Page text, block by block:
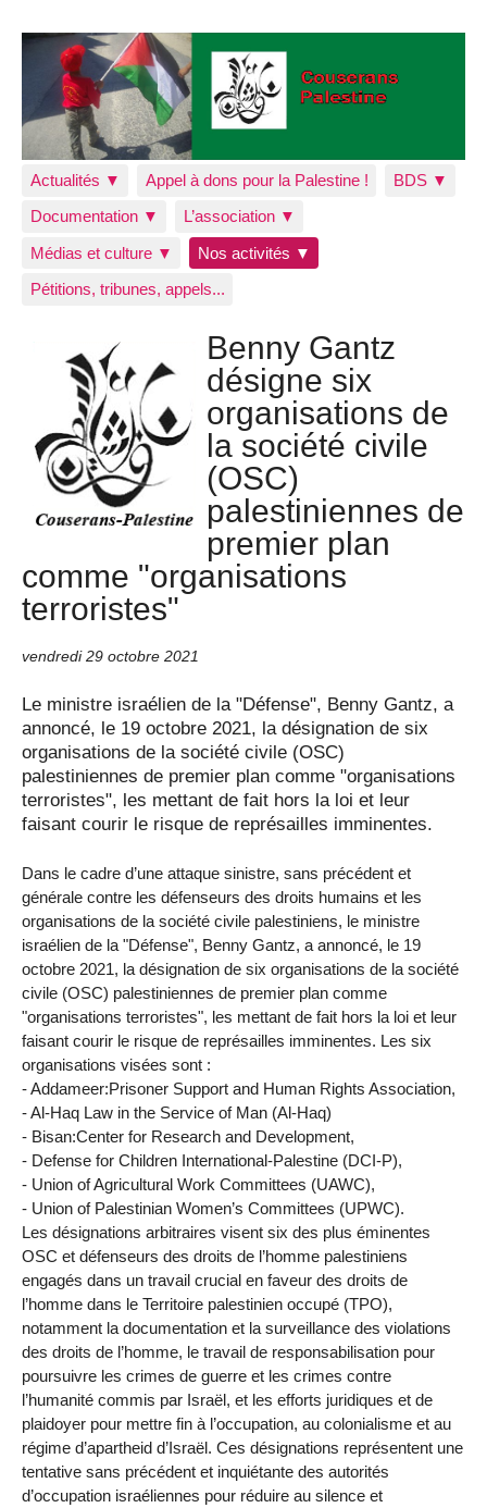
Actualités ▼ Appel à dons pour la Palestine !
BDS ▼
Documentation ▼
L’association ▼
Médias et culture ▼
Nos activités ▼
Pétitions, tribunes, appels...
Benny Gantz
désigne six
organisations de
la société civile
(OSC)
palestiniennes de
premier plan
comme "organisations
terroristes"
vendredi 29 octobre 2021
Le ministre israélien de la "Défense", Benny Gantz, a
annoncé, le 19 octobre 2021, la désignation de six
organisations de la société civile (OSC)
palestiniennes de premier plan comme "organisations
terroristes", les mettant de fait hors la loi et leur
faisant courir le risque de représailles imminentes.
Dans le cadre d’une attaque sinistre, sans précédent et
générale contre les défenseurs des droits humains et les
organisations de la société civile palestiniens, le ministre
israélien de la "Défense", Benny Gantz, a annoncé, le 19
octobre 2021, la désignation de six organisations de la société
civile (OSC) palestiniennes de premier plan comme
"organisations terroristes", les mettant de fait hors la loi et leur
faisant courir le risque de représailles imminentes. Les six
organisations visées sont :
- Addameer:Prisoner Support and Human Rights Association,
- Al-Haq Law in the Service of Man (Al-Haq)
- Bisan:Center for Research and Development,
- Defense for Children International-Palestine (DCI-P),
- Union of Agricultural Work Committees (UAWC),
- Union of Palestinian Women’s Committees (UPWC).
Les désignations arbitraires visent six des plus éminentes
OSC et défenseurs des droits de l’homme palestiniens
engagés dans un travail crucial en faveur des droits de
l’homme dans le Territoire palestinien occupé (TPO),
notamment la documentation et la surveillance des violations
des droits de l’homme, le travail de responsabilisation pour
poursuivre les crimes de guerre et les crimes contre
l’humanité commis par Israël, et les efforts juridiques et de
plaidoyer pour mettre fin à l’occupation, au colonialisme et au
régime d’apartheid d’Israël. Ces désignations représentent une
tentative sans précédent et inquiétante des autorités
d’occupation israéliennes pour réduire au silence et